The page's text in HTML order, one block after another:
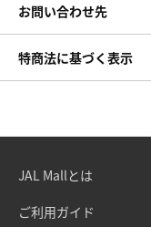
お問い合わせ先
特商法に基づく表示
JAL Mallとは
ご利用ガイド